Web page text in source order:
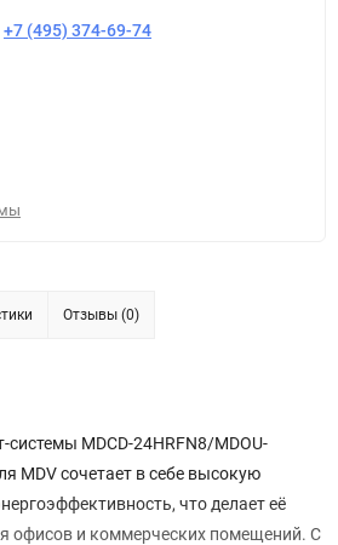
+7 (495) 374-69-74
Отзывы (0)
системы MDCD-24HRFN8/MDOU-
MDV сочетает в себе высокую
что делает её
офисов и коммерческих помещений. С